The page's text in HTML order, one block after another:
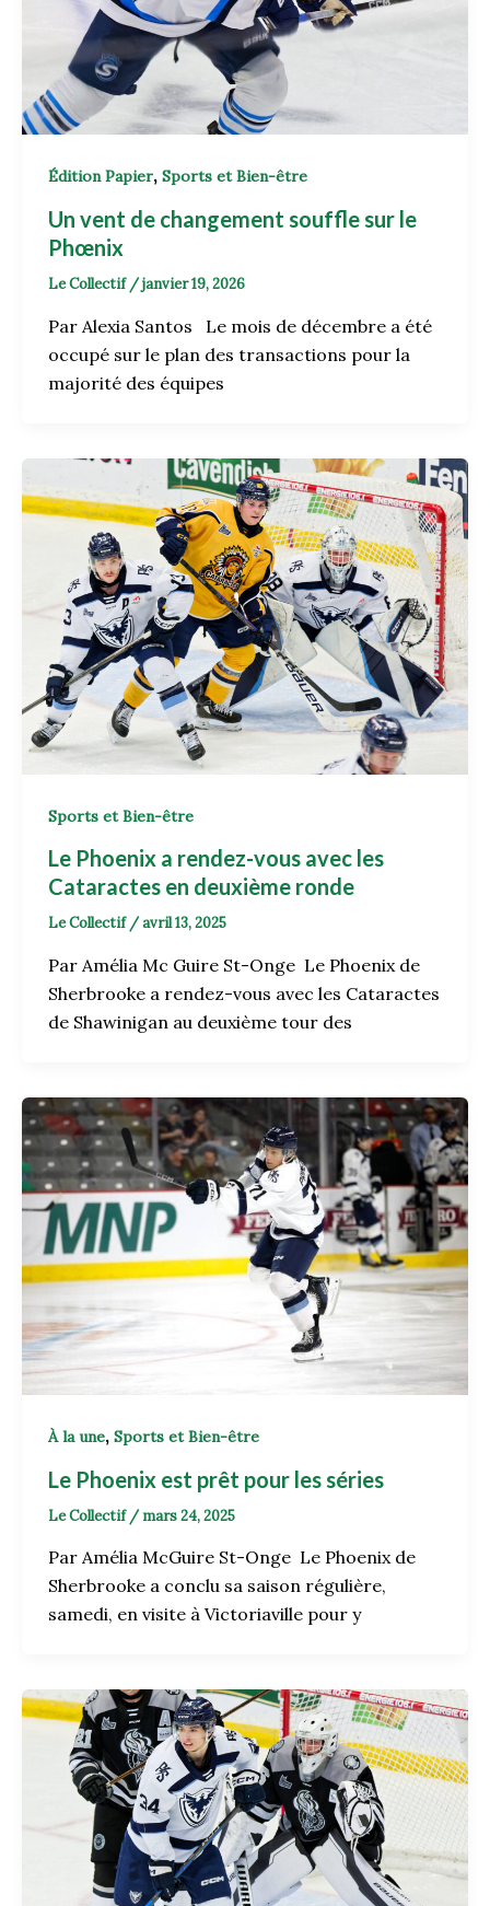
Édition Papier, Sports et Bien-être
Un vent de changement souffle sur le
Phœnix
Le Collectif /janvier 19, 2026
Par Alexia Santos Le mois de décembre a été
occupé sur le plan des transactions pour la
majorité des équipes
Sports et Bien-être
Le Phoenix a rendez-vous avec les
Cataractes en deuxième ronde
Le Collectif /avril 13, 2025
Par Amélia Mc Guire St-Onge Le Phoenix de
Sherbrooke a rendez-vous avec les Cataractes
de Shawinigan au deuxième tour des
À la une, Sports et Bien-être
Le Phoenix est prêt pour les séries
Le Collectif / mars 24, 2025
Par Amélia McGuire St-Onge Le Phoenix de
Sherbrooke a conclu sa saison régulière,
samedi, en visite à Victoriaville pour y